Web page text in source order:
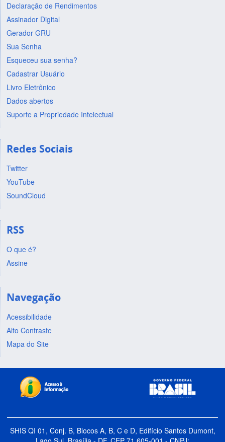
Declaração de Rendimentos
Assinador Digital
Gerador GRU
Sua Senha
Esqueceu sua senha?
Cadastrar Usuário
Livro Eletrônico
Dados abertos
Suporte a Propriedade Intelectual
Redes Sociais
Twitter
YouTube
SoundCloud
RSS
O que é?
Assine
Navegação
Acessibilidade
Alto Contraste
Mapa do Site
SHIS QI 01, Conj. B, Blocos A, B, C e D, Edifício Santos Dumont,